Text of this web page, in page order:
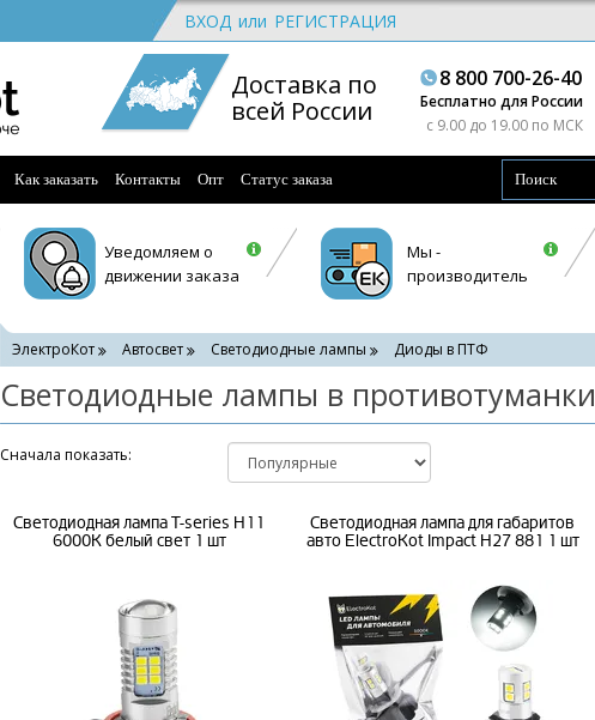
ВХОД или РЕГИСТРАЦИЯ
Доставка по
всей России
8 800 700-26-40
Бесплатно для России
c 9.00 до 19.00 по МСК
Как заказать Контакты Опт Статус заказа
Уведомляем о
движении заказа
Мы -
производитель
ЭлектроКот Автосвет Светодиодные лампы Диоды в ПТФ
Светодиодные лампы в противотуманки
Cначала показать:
Светодиодная лампа T-series H11
6000K белый свет 1 шт
Светодиодная лампа для габаритов
авто ElectroKot Impact H27 881 1 шт